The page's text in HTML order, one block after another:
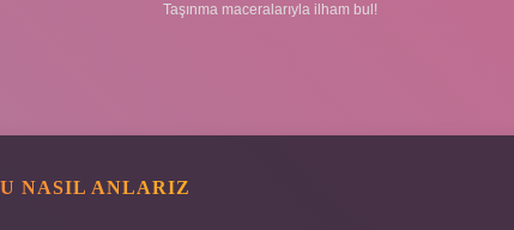
Taşınma maceralarıyla ilham bul!
NASIL ANLARIZ